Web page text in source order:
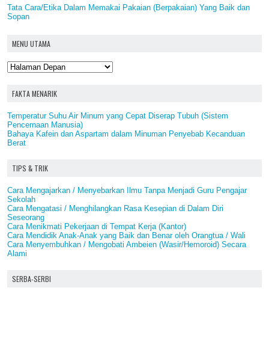
Tata Cara/Etika Dalam Memakai Pakaian (Berpakaian) Yang Baik dan
Sopan
MENU UTAMA
FAKTA MENARIK
Temperatur Suhu Air Minum yang Cepat Diserap Tubuh (Sistem
Pencernaan Manusia)
Bahaya Kafein dan Aspartam dalam Minuman Penyebab Kecanduan
Berat
TIPS & TRIK
Cara Mengajarkan / Menyebarkan Ilmu Tanpa Menjadi Guru Pengajar
Sekolah
Cara Mengatasi / Menghilangkan Rasa Kesepian di Dalam Diri
Seseorang
Cara Menikmati Pekerjaan di Tempat Kerja (Kantor)
Cara Mendidik Anak-Anak yang Baik dan Benar oleh Orangtua / Wali
Cara Menyembuhkan / Mengobati Ambeien (Wasir/Hemoroid) Secara
Alami
SERBA-SERBI